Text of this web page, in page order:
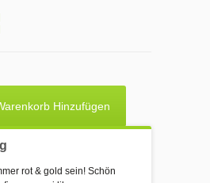
Hinzufügen
rot & gold sein! Schön